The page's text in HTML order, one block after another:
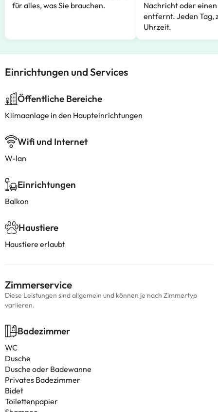
für alles, was Sie brauchen.
Nachricht oder
entfernt. Jeden Tag,
Uhrzeit.
Einrichtungen und Services
Öffentliche Bereiche
Klimaanlage in den Haupteinrichtungen
Wifi und Internet
W-lan
Einrichtungen
Balkon
Haustiere
Haustiere erlaubt
Zimmerservice
Diese Leistungen sind allgemein und können je nach Zimmertyp
variieren.
Badezimmer
WC
Dusche
Dusche oder Badewanne
Privates Badezimmer
Bidet
Toilettenpapier